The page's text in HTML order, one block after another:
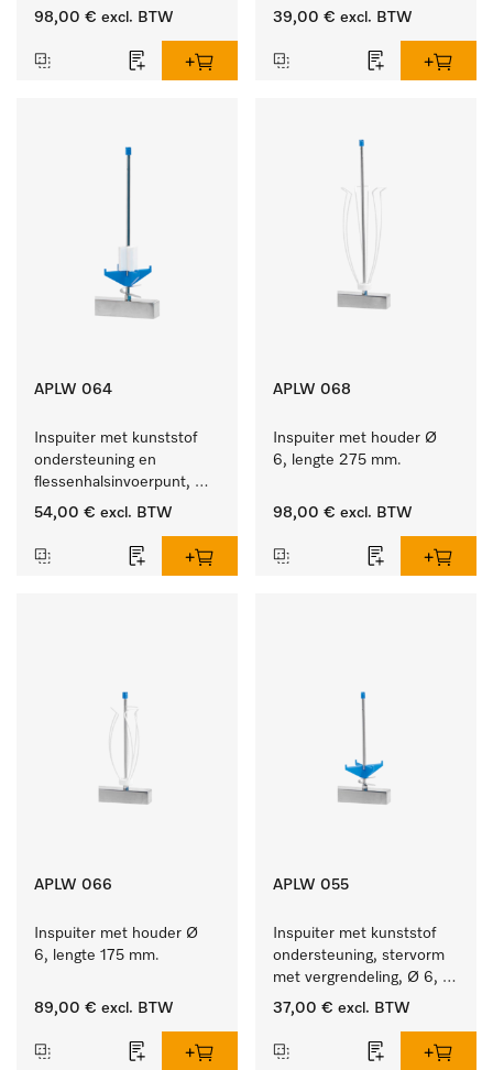
98,00 € excl. BTW
lengte 225 mm.
39,00 € excl. BTW
APLW 064
Inspuiter met kunststof
ondersteuning en
flessenhalsinvoerpunt,
ster, Ø 6, lengte 225 mm.
54,00 € excl. BTW
APLW 068
Inspuiter met houder Ø
6, lengte 275 mm.
98,00 € excl. BTW
APLW 066
Inspuiter met houder Ø
6, lengte 175 mm.
89,00 € excl. BTW
APLW 055
Inspuiter met kunststof
ondersteuning, stervorm
met vergrendeling, Ø 6,
lengte 175 mm.
37,00 € excl. BTW